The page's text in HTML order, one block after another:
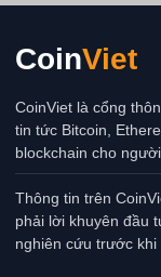
CoinViet
CoinViet là cổng
tin tức Bitcoin,
blockchain cho
Thông tin trên
phải lời khuyên đầu
nghiên cứu trước khi